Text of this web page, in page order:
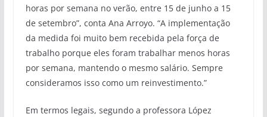
horas por semana no verão, entre 15 de junho a 15
de setembro”, conta Ana Arroyo. “A implementação
da medida foi muito bem recebida pela força de
trabalho porque eles foram trabalhar menos horas
por semana, mantendo o mesmo salário. Sempre
consideramos isso como um reinvestimento.”
Em termos legais, segundo a professora López